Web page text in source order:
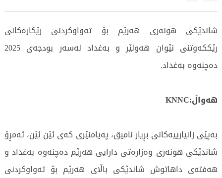
شاندێکی هونەری هەرێم بۆ تەواوکردنی رێکارەکانی
رێککەوتنی نێوان هەولێر و بەغداد لەسەر بودجەی 2025
دەچنەوە بەغداد.
هەواڵ:KNNC
بەپێی زانیارییەکانی بڕیار نامیق، پەیامنێری کەی ئێن ئێن، ئەمڕۆ
شاندێکی هونەری وەزارەتی دارایی هەرێم دەچنەوە بەغداد و
هەفتەی داهاتوش شاندێکی باڵای هەرێم بۆ تەواوکردنی